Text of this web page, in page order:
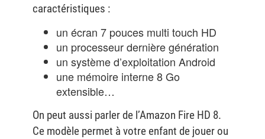
caractéristiques :
un écran 7 pouces multi touch HD
un processeur dernière génération
un système d’exploitation Android
une mémoire interne 8 Go
extensible…
On peut aussi parler de l’Amazon Fire HD 8.
Ce modèle permet à votre enfant de jouer ou